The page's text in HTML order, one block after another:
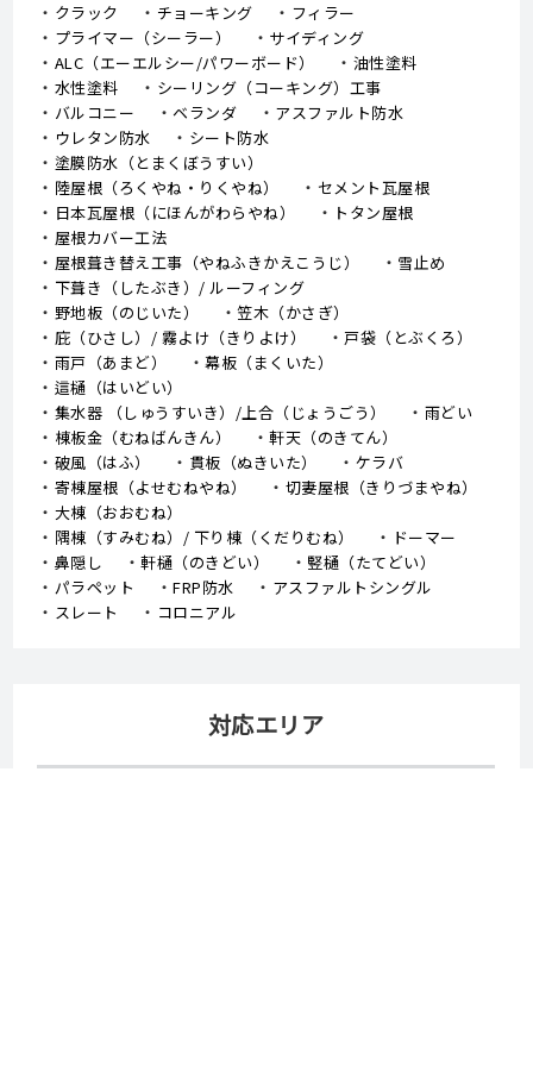
クラック チョーキング
フィラー
プライマー（シーラー）
サイディング
ALC（エーエルシー/パワーボード）
油性塗料
水性塗料
シーリング（コーキング）工事
バルコニー
ベランダ
アスファルト防水
ウレタン防水
シート防水
塗膜防水（とまくぼうすい）
陸屋根（ろくやね・りくやね）
セメント瓦屋根
日本瓦屋根（にほんがわらやね）
トタン屋根
屋根カバー工法
屋根葺き替え工事（やねふきかえこうじ）
雪止め
下葺き（したぶき）/ ルーフィング
野地板（のじいた）
笠木（かさぎ）
庇（ひさし）/ 霧よけ（きりよけ）
戸袋（とぶくろ）
雨戸（あまど）
幕板（まくいた）
這樋（はいどい）
集水器 （しゅうすいき）/上合（じょうごう）
雨どい
棟板金（むねばんきん）
軒天（のきてん）
破風（はふ）
貫板（ぬきいた）
ケラバ
寄棟屋根（よせむねやね）
切妻屋根（きりづまやね）
大棟（おおむね）
隅棟（すみむね）/ 下り棟（くだりむね）
ドーマー
鼻隠し
軒樋（のきどい）
竪樋（たてどい）
パラペット
FRP防水
アスファルトシングル
スレート
コロニアル
対応エリア